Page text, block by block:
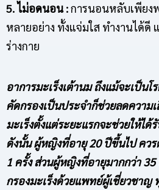
5. ไม่อดนอน :การนอนหลับเพียง
หลายอย่าง ทั้งแจ่มใส ทำงานได้ดี
ร่างกาย
อาการมะเร็งเต้านมถึงแม้จะเป็นโ
คัดกรองเป็นประจำก็ช่วยลดความ
มะเร็งตั้งแต่ระยะแรกจะช่วยให้ได้
ดังนั้น ผู้หญิงที่อายุ 20 ปีขึ้นไป ควร
1 ครั้ง ส่วนผู้หญิงที่อายุมากกว่า
กรองมะเร็งด้วยแพทย์ผู้เชี่ยวชาญ